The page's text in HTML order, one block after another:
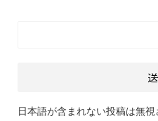
日本語が含まれない投稿は無視